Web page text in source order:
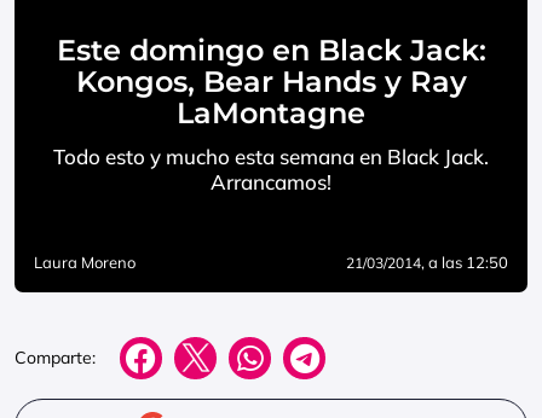
Este domingo en Black Jack:
Kongos, Bear Hands y Ray
LaMontagne
Todo esto y mucho esta semana en Black Jack.
Arrancamos!
Laura Moreno 21/03/2014, a las 12:50
Comparte: